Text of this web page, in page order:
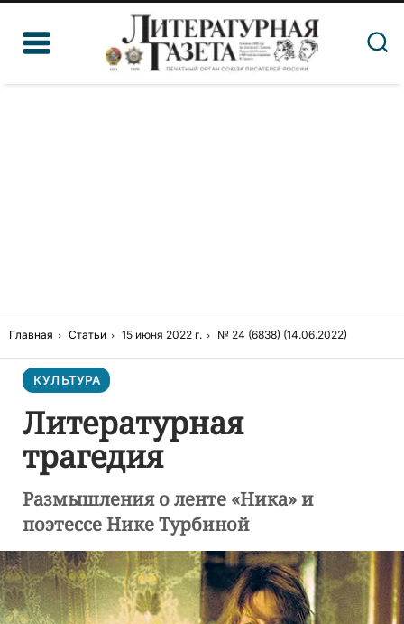
Главная Статьи 15 июня 2022 г. № 24 (6838) (14.06.2022)
КУЛЬТУРА
Литературная
трагедия
Размышления о ленте «Ника» и
поэтессе Нике Турбиной